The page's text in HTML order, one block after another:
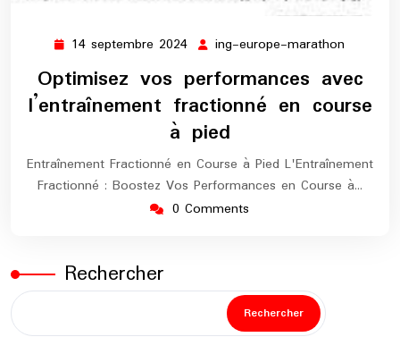
14 septembre 2024 14
septembre
2024
ing-europe-marathon
Optimisez vos performances avec
l’entraînement fractionné en course
à pied
Entraînement Fractionné en Course à Pied L'Entraînement
Fractionné : Boostez Vos Performances en Course à…
0 Comments
Rechercher
Rechercher